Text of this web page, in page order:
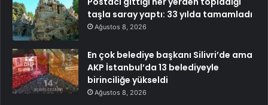
taşla saray yaptı: 33 yılda tamamladı
Ağustos 8, 2026
En çok belediye başkanı Silivri’de ama
AKP İstanbul’da 13 belediyeyle
birinciliğe yükseldi
Ağustos 8, 2026